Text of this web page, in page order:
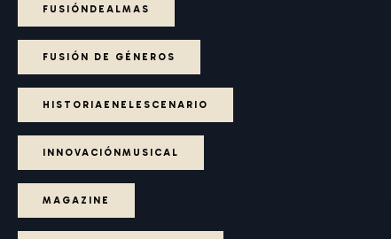
FUSIÓNDEALMAS
FUSIÓN DE GÉNEROS
HISTORIAENELESCENARIO
INNOVACIÓNMUSICAL
MAGAZINE